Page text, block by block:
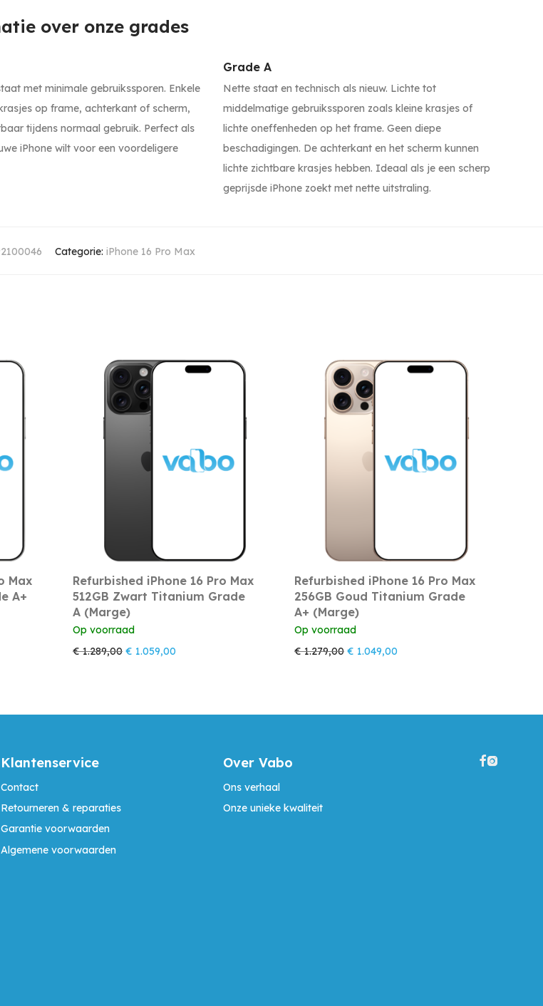
over onze grades
met minimale gebruikssporen. Enkele
op frame, achterkant of scherm,
tijdens normaal gebruik. Perfect als
iPhone wilt voor een voordeligere
Grade A
Nette staat en technisch als nieuw. Lichte tot
middelmatige gebruikssporen zoals kleine krasjes of
lichte oneffenheden op het frame. Geen diepe
beschadigingen. De achterkant en het scherm kunnen
lichte zichtbare krasjes hebben. Ideaal als je een scherp
geprijsde iPhone zoekt met nette uitstraling.
Categorie: iPhone 16 Pro Max
Max
A+
€ 1.319,00.
is: € 1.089,00.
Refurbished iPhone 16 Pro Max
512GB Zwart Titanium Grade
A (Marge)
Op voorraad
€1.289,00 Oorspronkelijke prijs was: € 1.289,00.
€ 1.059,00 Huidige prijs is: € 1.059,00.
Refurbished iPhone 16 Pro Max
256GB Goud Titanium Grade
A+ (Marge)
Op voorraad
€1.279,00 Oorspronkelijke prijs was: € 1.279,00.
€ 1.049,00
Klantenservice
Contact
Retourneren & reparaties
Garantie voorwaarden
Algemene voorwaarden
Over Vabo
Ons verhaal
Onze unieke kwaliteit